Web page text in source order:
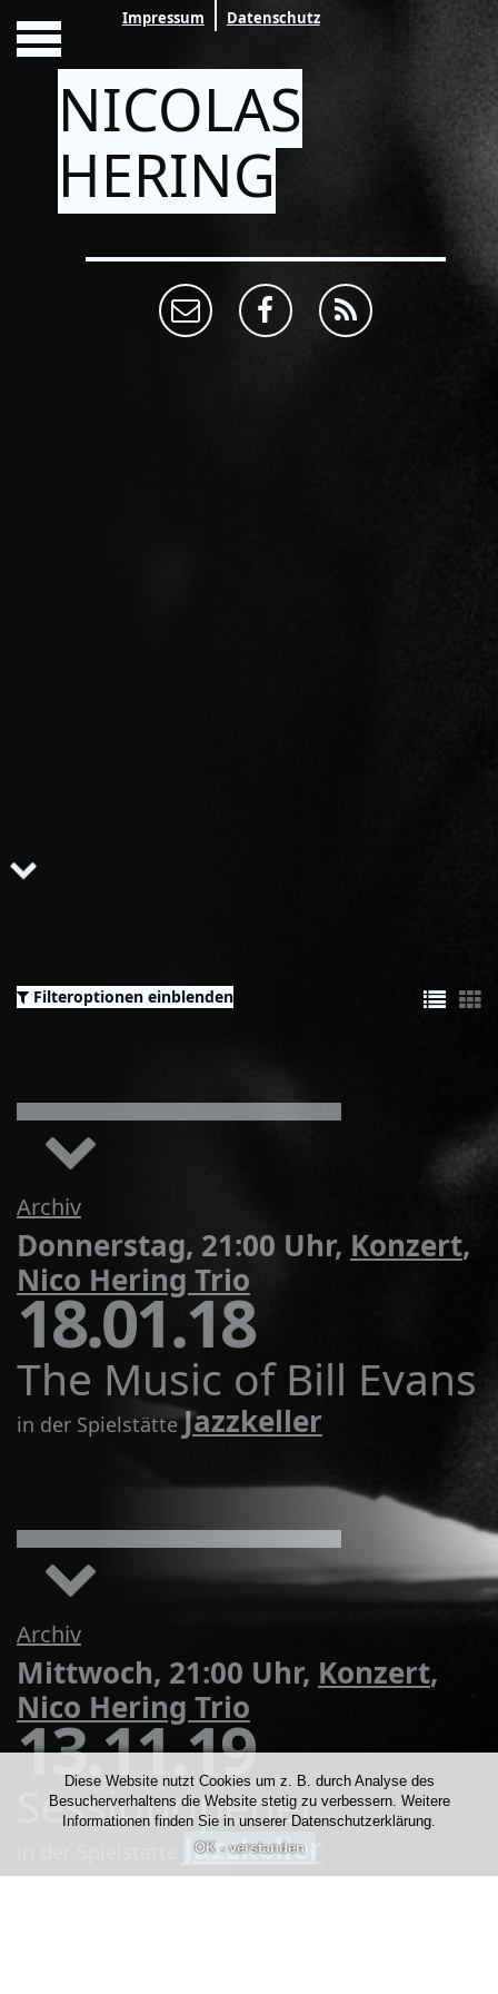
Impressum Datenschutz
NICOLAS
HERING
Filteroptionen einblenden
Archiv
Donnerstag, 21:00 Uhr, Konzert,
Nico Hering Trio
18.01.18
The Music of Bill Evans
in der SpielstätteJazzkeller
Archiv
Mittwoch, 21:00 Uhr, Konzert,
Nico Hering Trio
13.11.19
Sessionopener
Jazzkeller
Diese Website nutzt Cookies um z. B. durch Analyse des
Besucherverhaltens die Website stetig zu verbessern. Weitere
Informationen finden Sie in unserer Datenschutzerklärung.